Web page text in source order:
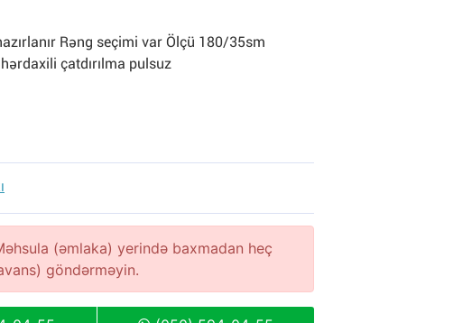
Rəng seçimi var Ölçü 180/35sm
çatdırılma pulsuz
(əmlaka) yerində baxmadan heç
göndərməyin.